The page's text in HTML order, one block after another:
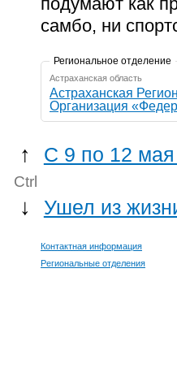
самбо, ни
Региональное отделение
Астраханская область
Астраханская
Организация
↑ С 9 по 12
Ctrl
↓ Ушел из
Контактная информация
Региональные отделения